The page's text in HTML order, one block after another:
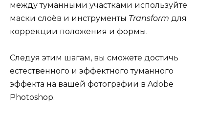
между туманными участками используйте
маски слоёв и инструменты Transform для
коррекции положения и формы.
Следуя этим шагам, вы сможете достичь
естественного и эффектного туманного
эффекта на вашей фотографии в Adobe
Photoshop.